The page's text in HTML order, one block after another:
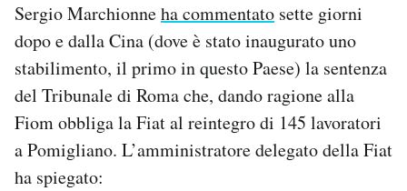
Cultura
Economia
Sport
Europa
Altrecose
Mondiali calcio 2026
PODCAST
Sergio Marchionneha commentato sette giorni
dopo e dalla Cina (dove è stato inaugurato uno
stabilimento, il primo in questo Paese) la sentenza
del Tribunale di Roma che, dando ragione alla
Fiom obbliga la Fiat al reintegro di 145 lavoratori
a Pomigliano. L’amministratore delegato della Fiat
ha spiegato: